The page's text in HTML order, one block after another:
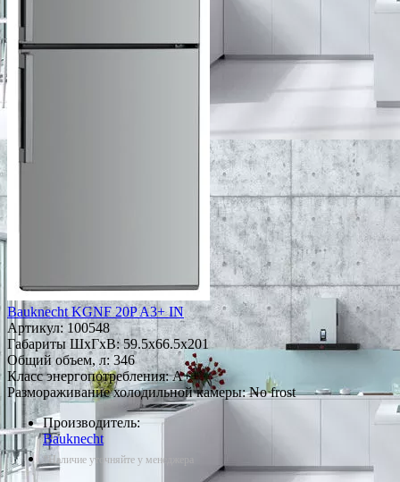
Bauknecht KGNF 20P A3+ IN
Артикул: 100548
Габариты ШxГxВ: 59.5x66.5x201
Общий объем, л: 346
Класс энергопотребления: A++
Размораживание холодильной камеры: No frost
Производитель:
Bauknecht
*Наличие уточняйте у менеджера